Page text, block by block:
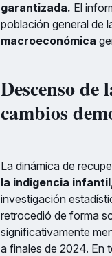
garantizada. El
población general de
macroeconómica
Descenso
cambios
La dinámica de
la indigencia
investigación
retrocedió de forma
significativamente
a finales de 2024. En